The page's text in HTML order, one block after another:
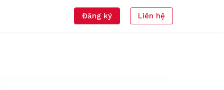
Đăng ký Liên hệ